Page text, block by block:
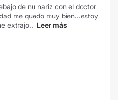
de nu nariz con el doctor
me quedo muy bien...estoy
extrajo... Leer más